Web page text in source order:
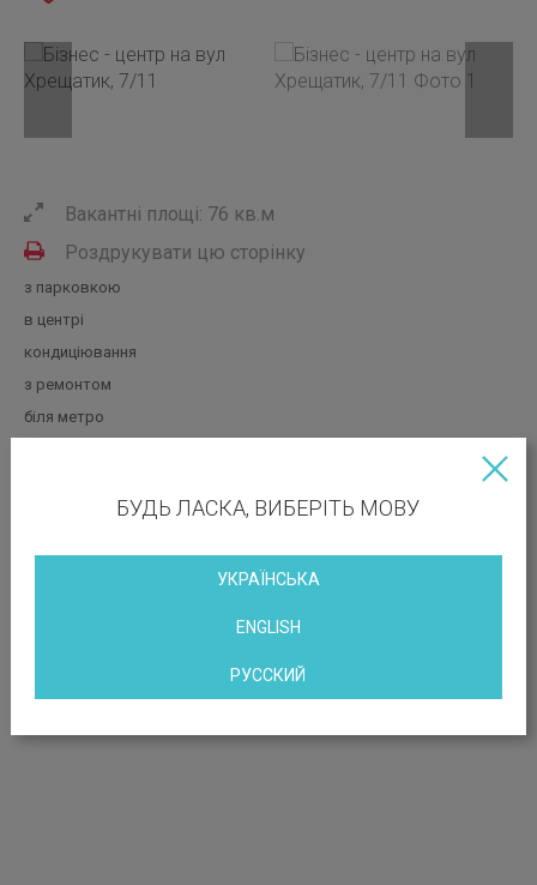
Вакантні площі: 76 кв.м
Роздрукувати цю сторінку
з парковкою
в центрі
кондиціювання
з ремонтом
біля метро
БУДЬ ЛАСКА, ВИБЕРІТЬ МОВУ
УКРАЇНСЬКА
ENGLISH
РУССКИЙ